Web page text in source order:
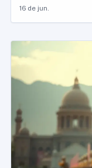
16 de jun.